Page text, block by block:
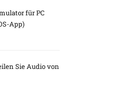
für PC
App)
Sie Audio von